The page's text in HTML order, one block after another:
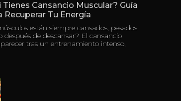
Tienes Cansancio Muscular? Guía
Recuperar Tu Energía
están siempre cansados, pesados
después de descansar? El cansancio
tras un entrenamiento intenso,